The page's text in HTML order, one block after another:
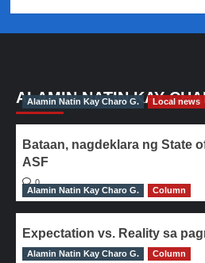
ALAMIN NATIN KAY
Alamin Natin Kay Charo G. Local news
Bataan, nagdeklara ng State
ASF
0
Alamin Natin Kay Charo G.
Column
Expectation vs. Reality sa
0
Alamin Natin Kay Charo G. Column